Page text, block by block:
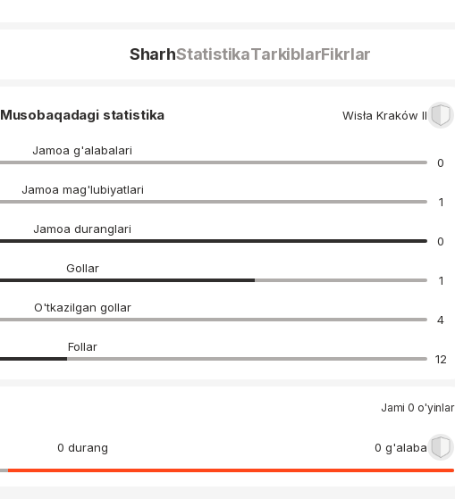
SharhStatistikaTarkiblarFikrlar
Musobaqadagi statistika Wisła Kraków II
Jamoa g'alabalari
0
Jamoa mag'lubiyatlari
1
Jamoa duranglari
0
Gollar
1
O'tkazilgan gollar
4
Follar
12
Jami 0 o'yinlar
0 durang 0 g'alaba